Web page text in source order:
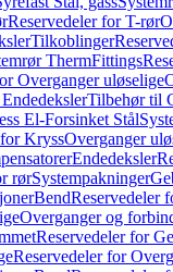
Reservedeler for T-rør
Tilkoblinger
ThermFittings
Overganger uløselige
Tilbehør til
El-Forsinket Stål
KryssOverganger
Endedeksler
rørSystempakninger
BendReservedeler
Overganger og
Reservedeler for
Reservedeler for